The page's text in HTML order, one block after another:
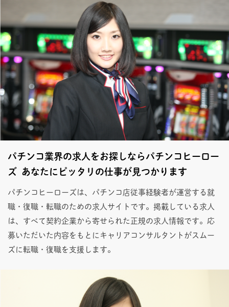
パチンコ業界の求人をお探しならパチンコヒーロー
ズ あなたにピッタリの仕事が見つかります
パチンコヒーローズは、パチンコ店従事経験者が運営する就
職・復職・転職のための求人サイトです。掲載している求人
は、すべて契約企業から寄せられた正規の求人情報です。応
募いただいた内容をもとにキャリアコンサルタントがスムー
ズに転職・復職を支援します。